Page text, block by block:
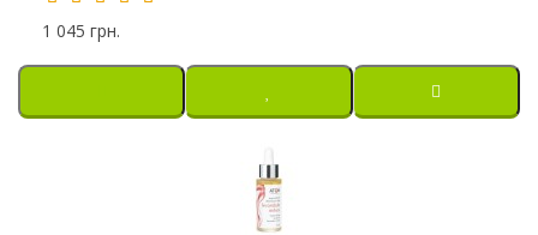
1 045 грн.